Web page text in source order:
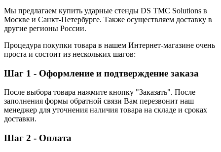
Мы предлагаем купить ударные стенды DS TMC Solutions в
Москве и Санкт-Петербурге. Также осуществляем доставку в
другие регионы России.
Процедура покупки товара в нашем Интернет-магазине очень
проста и состоит из нескольких шагов:
Шаг 1 - Оформление и подтверждение заказа
После выбора товара нажмите кнопку "Заказать". После
заполнения формы обратной связи Вам перезвонит наш
менеджер для уточнения наличия товара на складе и сроках
доставки.
Шаг 2 - Оплата